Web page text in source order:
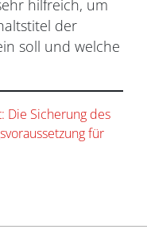
hilfreich, um
der
soll und welche
Die Sicherung des
für